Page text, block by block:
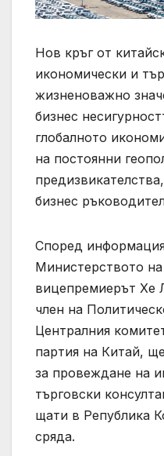
Нов кръг от
икономически и
жизненоважно
бизнес
глобалното
на постоянни
бизнес
Според
Министерството на
вицепремиерът Хе
член на
Централния
партия на Китай,
за провеждане на
търговски
щати в Република
сряда.